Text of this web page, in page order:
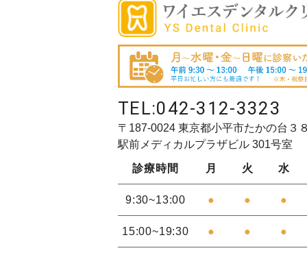
TEL:042-312-3323
〒187-0024 東京都小平市たかの台３
駅前メディカルプラザビル 301号室
診療時間 月 火 水
9:30~13:00 ● ● ●
15:00~19:30 ● ● ●